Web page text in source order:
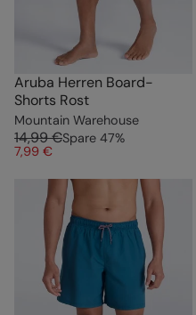
Aruba Herren Board-
Shorts Rost
Mountain Warehouse
14,99 €Spare 47%
7,99 €